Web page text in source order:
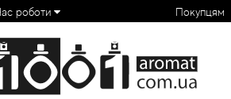
роботи Покупцям
0 - 9 A B C D F G H